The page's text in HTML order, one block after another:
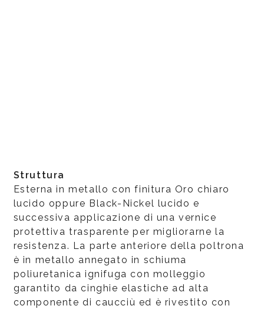
Struttura
Esterna in metallo con finitura Oro chiaro
lucido oppure Black-Nickel lucido e
successiva applicazione di una vernice
protettiva trasparente per migliorarne la
resistenza. La parte anteriore della poltrona
è in metallo annegato in schiuma
poliuretanica ignifuga con molleggio
garantito da cinghie elastiche ad alta
componente di caucciù ed è rivestito con